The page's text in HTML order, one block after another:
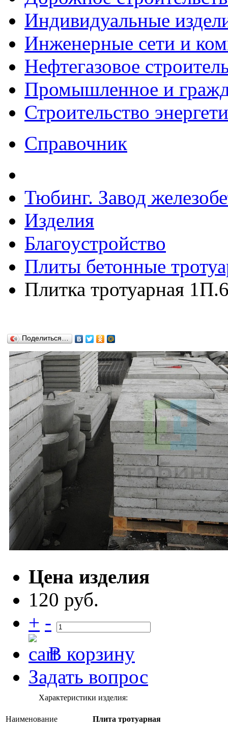
Индивидуальные
Инженерные сети и
Нефтегазовое
Промышленное и
Строительство
Справочник
Тюбинг. Завод
Изделия
Благоустройство
Плиты бетонные
Плитка тротуарная
Поделиться…
Цена изделия
120 руб.
+ -
В корзину
Задать вопрос
Характеристики изделия:
Наименование Плита тротуарная